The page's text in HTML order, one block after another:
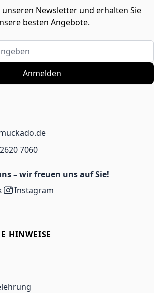
unseren Newsletter und erhalten Sie
besten Angebote.
Anmelden
7060
– wir freuen uns auf Sie!
Instagram
HINWEISE